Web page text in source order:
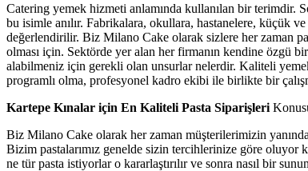
Catering yemek hizmeti anlamında kullanılan bir terimdir.
bu isimle anılır. Fabrikalara, okullara, hastanelere, küçük
değerlendirilir. Biz Milano Cake olarak sizlere her zaman
olması için. Sektörde yer alan her firmanın kendine özgü
alabilmeniz için gerekli olan unsurlar nelerdir. Kaliteli
programlı olma, profesyonel kadro ekibi ile birlikte bir
Kartepe Kınalar için En Kaliteli Pasta Siparişleri
Biz Milano Cake olarak her zaman müşterilerimizin
Bizim pastalarımız genelde sizin tercihlerinize göre oluyor
ne tür pasta istiyorlar o kararlaştırılır ve sonra nasıl bir